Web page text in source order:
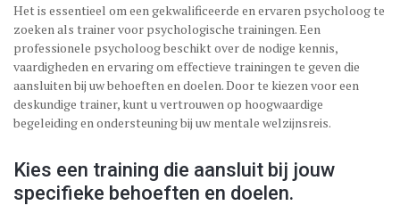
Het is essentieel om een gekwalificeerde en ervaren psycholoog te
zoeken als trainer voor psychologische trainingen. Een
professionele psycholoog beschikt over de nodige kennis,
vaardigheden en ervaring om effectieve trainingen te geven die
aansluiten bij uw behoeften en doelen. Door te kiezen voor een
deskundige trainer, kunt u vertrouwen op hoogwaardige
begeleiding en ondersteuning bij uw mentale welzijnsreis.
Kies een training die aansluit bij jouw
specifieke behoeften en doelen.